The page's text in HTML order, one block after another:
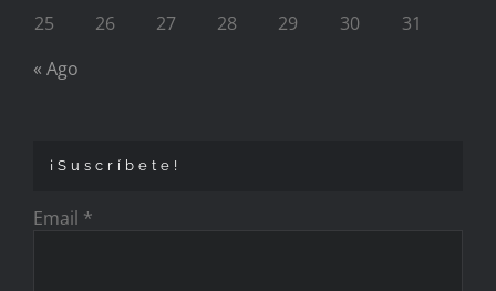
25
26 27 28 29 30
31
« Ago
¡Suscríbete!
Email *